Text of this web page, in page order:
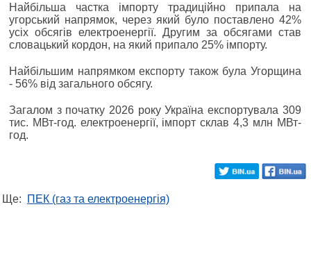
Найбільша частка імпорту традиційно припала на
угорський напрямок, через який було поставлено 42%
усіх обсягів електроенергії. Другим за обсягами став
словацький кордон, на який припало 25% імпорту.
Найбільшим напрямком експорту також була Угорщина
- 56% від загального обсягу.
Загалом з початку 2026 року Україна експортувала 309
тис. МВт-год. електроенергії, імпорт склав 4,3 млн МВт-
год.
Ще: ПЕК (газ та електроенергія)